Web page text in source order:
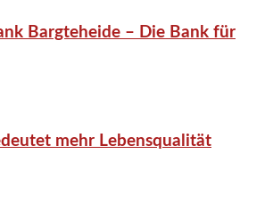
Bargteheide – Die Bank für
mehr Lebensqualität